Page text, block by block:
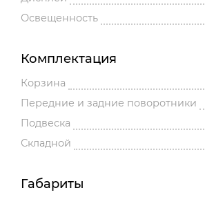
Освещенность
Комплектация
Корзина
Передние и задние поворотники
Подвеска
Складной
Габариты